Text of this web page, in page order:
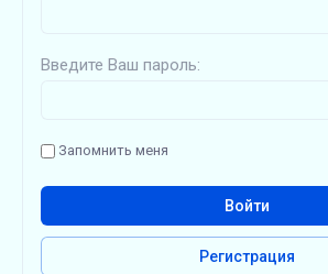
Введите Ваш пароль:
Запомнить меня
Войти
Регистрация